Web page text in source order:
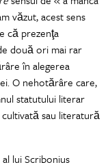
văzut, acest sens
că prezenţa
două ori mai rar
în alegerea
O nehotărâre care,
statutului literar
sau literatură
lui Scribonius